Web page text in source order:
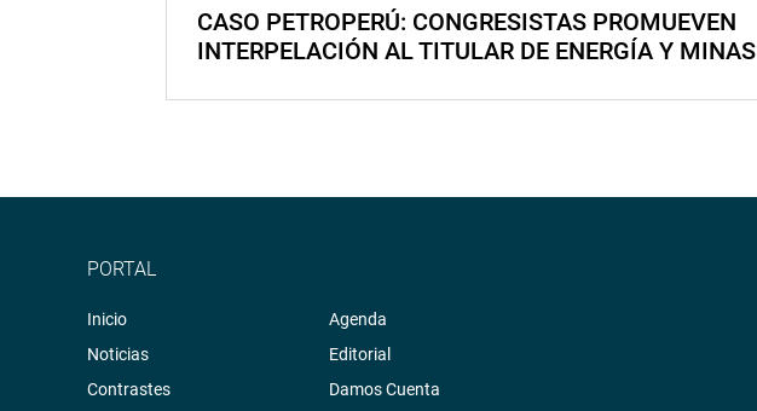
CASO PETROPERÚ: CONGRESISTAS PROMUEVEN
INTERPELACIÓN AL TITULAR DE ENERGÍA Y MINAS
PORTAL
Inicio
Noticias
Contrastes
Agenda
Editorial
Damos Cuenta